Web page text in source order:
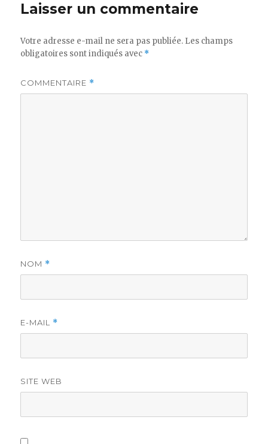
Laisser un commentaire
Votre adresse e-mail ne sera pas publiée. Les champs
obligatoires sont indiqués avec *
COMMENTAIRE *
NOM *
E-MAIL *
SITE WEB